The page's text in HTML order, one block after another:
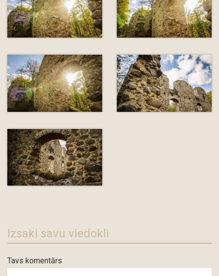
Izsaki savu viedokli
Tavs komentārs